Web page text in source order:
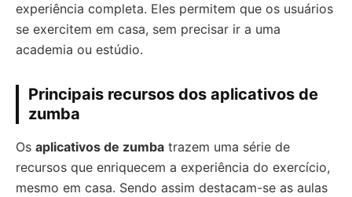
experiência completa. Eles permitem que os usuários
se exercitem em casa, sem precisar ir a uma
academia ou estúdio.
Principais recursos dos aplicativos de
zumba
Os aplicativos de zumba trazem uma série de
recursos que enriquecem a experiência do exercício,
mesmo em casa. Sendo assim destacam-se as aulas